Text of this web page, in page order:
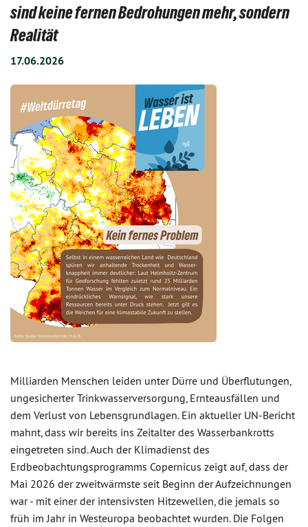
sind keine fernen Bedrohungen mehr, sondern
Realität
17.06.2026
Milliarden Menschen leiden unter Dürre und Überflutungen,
ungesicherter Trinkwasserversorgung, Ernteausfällen und
dem Verlust von Lebensgrundlagen. Ein aktueller UN-Bericht
mahnt, dass wir bereits ins Zeitalter des Wasserbankrotts
eingetreten sind. Auch der Klimadienst des
Erdbeobachtungsprogramms Copernicus zeigt auf, dass der
Mai 2026 der zweitwärmste seit Beginn der Aufzeichnungen
war - mit einer der intensivsten Hitzewellen, die jemals so
früh im Jahr in Westeuropa beobachtet wurden. Die Folgen